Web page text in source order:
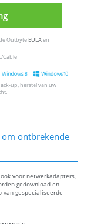
Outbyte EULAen
Cable
up, herstel van uw
ontbrekende
voor netwerkadapters,
gedownload en
gespecialiseerde